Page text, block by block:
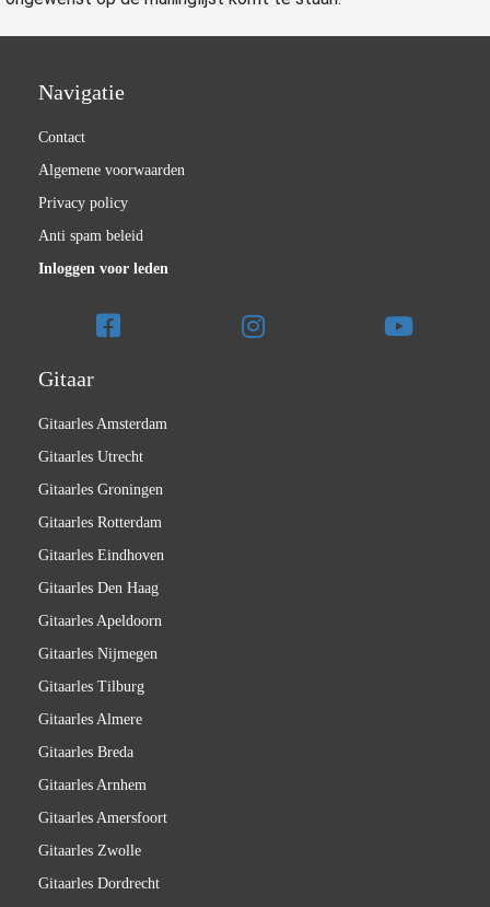
Navigatie
Contact
Algemene voorwaarden
Privacy policy
Anti spam beleid
Inloggen voor leden
Gitaar
Gitaarles Amsterdam
Gitaarles Utrecht
Gitaarles Groningen
Gitaarles Rotterdam
Gitaarles Eindhoven
Gitaarles Den Haag
Gitaarles Apeldoorn
Gitaarles Nijmegen
Gitaarles Tilburg
Gitaarles Almere
Gitaarles Breda
Gitaarles Arnhem
Gitaarles Amersfoort
Gitaarles Zwolle
Gitaarles Dordrecht